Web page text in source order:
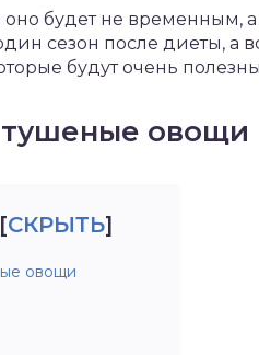
оно будет не временным,
сезон после диеты, а
будут очень
овощи
[СКРЫТЬ]
овощи